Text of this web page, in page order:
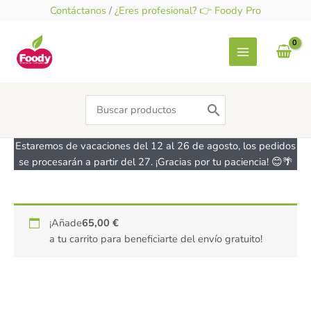
contenido
Contáctanos / ¿Eres profesional? 👉 Foody Pro
Search
for:
Estaremos de vacaciones del 12 al 26 de agosto, los pedidos
se procesarán a partir del 27. ¡Gracias por tu paciencia! 😊🌴
¡Añade65,00€
a tu carrito para beneficiarte del envío gratuito!
Harina
de
avellana